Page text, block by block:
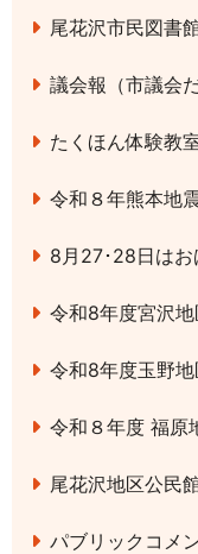
尾花沢市民図書
議会報（市議会だ
たくほん体験教
令和８年熊本地
8月27･28日はお
令和8年度宮沢
令和8年度玉野
令和８年度 福原
尾花沢地区公民
パブリックコメ